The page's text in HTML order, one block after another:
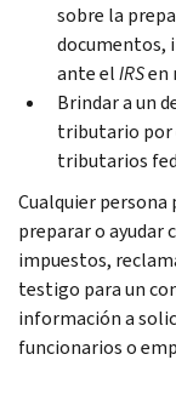
sobre la
documentos,
ante elIRSen
Brindar a un
tributario por
tributarios
Cualquier persona
preparar o ayudar
impuestos,
testigo para un
información a
funcionarios o